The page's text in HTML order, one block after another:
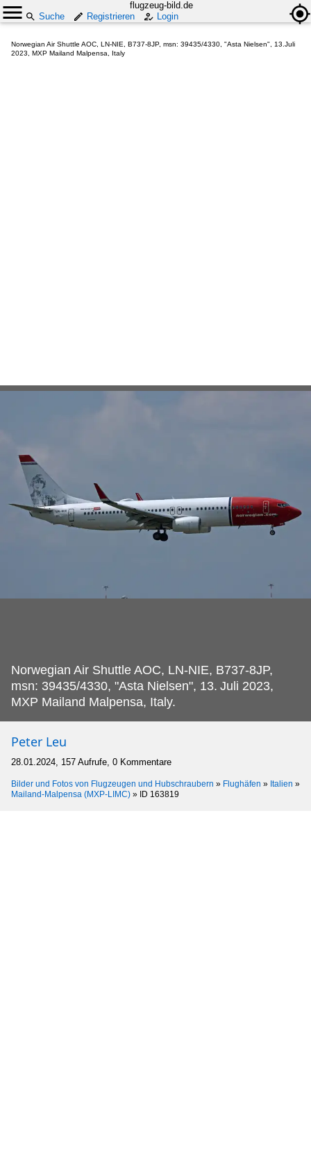
flugzeug-bild.de
Suche
Registrieren Login
Norwegian Air Shuttle AOC, LN-NIE, B737-8JP, msn: 39435/4330, "Asta Nielsen", 13.Juli
2023, MXP Mailand Malpensa, Italy
Norwegian Air Shuttle AOC, LN-NIE, B737-8JP,
msn: 39435/4330, "Asta Nielsen", 13. Juli 2023,
MXP Mailand Malpensa, Italy.
Peter Leu
28.01.2024, 157 Aufrufe, 0 Kommentare
Bilder und Fotos von Flugzeugen und Hubschraubern » Flughäfen » Italien »
Mailand-Malpensa (MXP-LIMC) » ID 163819